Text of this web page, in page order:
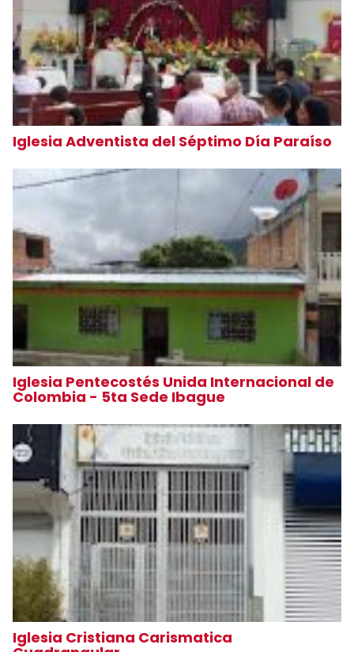
Iglesia Adventista del Séptimo Día Paraíso
Iglesia Pentecostés Unida Internacional de
Colombia - 5ta Sede Ibague
Iglesia Cristiana Carismatica